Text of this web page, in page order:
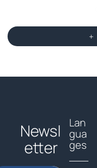
Newsl
etter
Lan
gua
ges